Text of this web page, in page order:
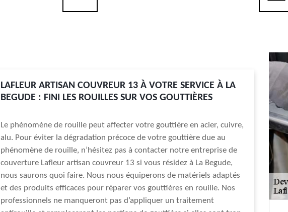
LAFLEUR ARTISAN COUVREUR 13 À VOTRE SERVICE À LA
BEGUDE : FINI LES ROUILLES SUR VOS GOUTTIÈRES
Le phénomène de rouille peut affecter votre gouttière en acier, cuivre,
alu. Pour éviter la dégradation précoce de votre gouttière due au
phénomène de rouille, n’hésitez pas à contacter notre entreprise de
couverture Lafleur artisan couvreur 13 si vous résidez à La Begude,
nous saurons quoi faire. Nous nous équiperons de matériels adaptés
et des produits efficaces pour réparer vos gouttières en rouille. Nos
professionnels ne manqueront pas d’appliquer un traitement